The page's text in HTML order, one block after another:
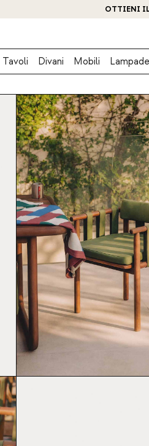
OTTIENI
Tavoli Divani Mobili Lampade